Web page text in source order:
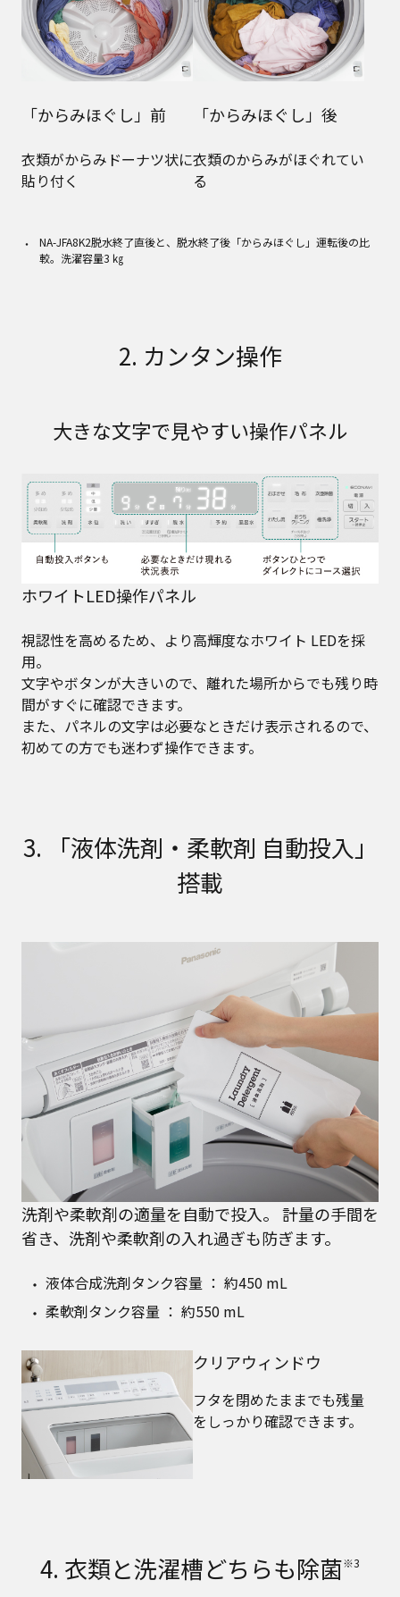
「からみほぐし」前
衣類がからみドーナツ状に
貼り付く
「からみほぐし」後
衣類のからみがほぐれてい
る
NA-JFA8K2脱水終了直後と、脱水終了後「からみほぐし」運転後の比
較。洗濯容量3 ㎏
2. カンタン操作
大きな文字で見やすい操作パネル
ホワイトLED操作パネル
視認性を高めるため、より高輝度なホワイト LEDを採
用。
文字やボタンが大きいので、離れた場所からでも残り時
間がすぐに確認できます。
また、パネルの文字は必要なときだけ表示されるので、
初めての方でも迷わず操作できます。
3. 「液体洗剤・柔軟剤 自動投入」
搭載
洗剤や柔軟剤の適量を自動で投入。 計量の手間を
省き、洗剤や柔軟剤の入れ過ぎも防ぎます。
液体合成洗剤タンク容量 ： 約450 mL
柔軟剤タンク容量 ： 約550 mL
クリアウィンドウ
フタを閉めたままでも残量
をしっかり確認できます。
4. 衣類と洗濯槽どちらも除菌※3